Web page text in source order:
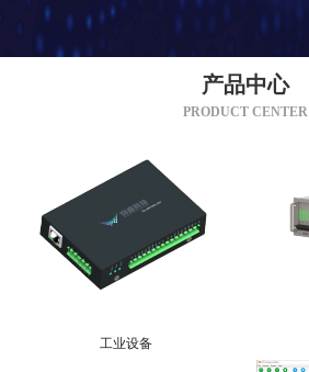
产品中心
PRODUCT CENTER
工业设备